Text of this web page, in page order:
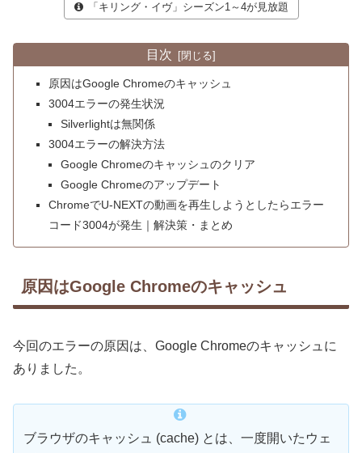
「キリング・イヴ」シーズン1～4が見放題
目次
原因はGoogle Chromeのキャッシュ
3004エラーの発生状況
Silverlightは無関係
3004エラーの解決方法
Google Chromeのキャッシュのクリア
Google Chromeのアップデート
ChromeでU-NEXTの動画を再生しようとしたらエラー
コード3004が発生｜解決策・まとめ
原因はGoogle Chromeのキャッシュ
今回のエラーの原因は、Google Chromeのキャッシュに
ありました。
ブラウザのキャッシュ (cache) とは、一度開いたウェ